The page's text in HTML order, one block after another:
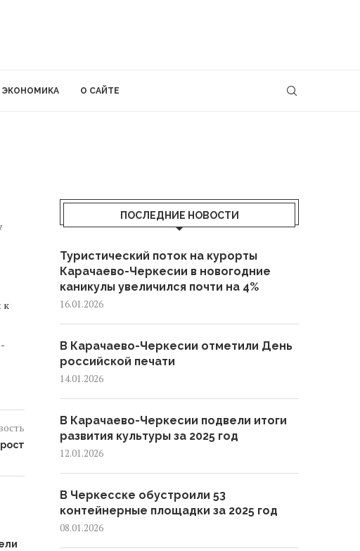
ЭКОНОМИКА О САЙТЕ
к
ПОСЛЕДНИЕ НОВОСТИ
Туристический поток на курорты
Карачаево-Черкесии в новогодние
каникулы увеличился почти на 4%
16.01.2026
В Карачаево-Черкесии отметили День
российской печати
14.01.2026
В Карачаево-Черкесии подвели итоги
развития культуры за 2025 год
12.01.2026
В Черкесске обустроили 53
контейнерные площадки за 2025 год
08.01.2026